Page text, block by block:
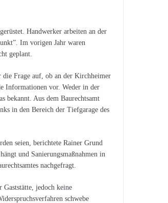
Handwerker arbeiten an der
Im vorigen Jahr waren
geplant.
Frage auf, ob an der Kirchheimer
Informationen vor. Weder in der
bekannt. Aus dem Baurechtsamt
in den Bereich der Tiefgarage des
seien, berichtete Rainer Grund
und Sanierungsmaßnahmen in
nachgefragt.
Gaststätte, jedoch keine
schwe­be